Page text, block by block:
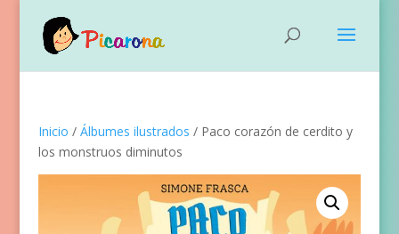
Inicio / Álbumes ilustrados / Paco corazón de cerdito y
los monstruos diminutos